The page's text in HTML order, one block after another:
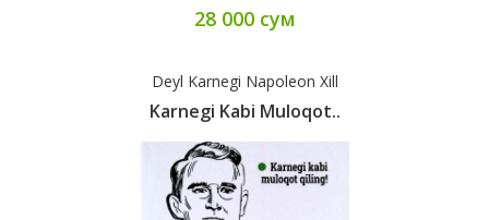
28 000 сум
Deyl Karnegi Napoleon Xill
Karnegi Kabi Muloqot..